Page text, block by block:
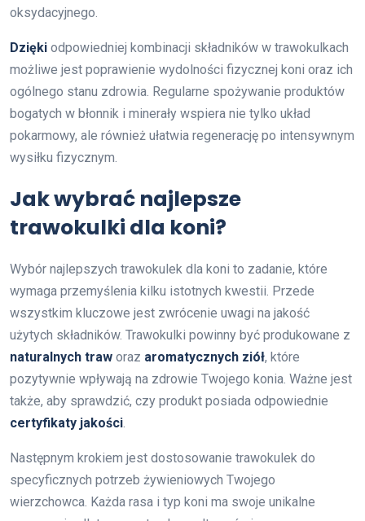
oksydacyjnego.
Dzięki odpowiedniej kombinacji składników w trawokulkach
możliwe jest poprawienie wydolności fizycznej koni oraz ich
ogólnego stanu zdrowia. Regularne spożywanie produktów
bogatych w błonnik i minerały wspiera nie tylko układ
pokarmowy, ale również ułatwia regenerację po intensywnym
wysiłku fizycznym.
Jak wybrać najlepsze
trawokulki dla koni?
Wybór najlepszych trawokulek dla koni to zadanie, które
wymaga przemyślenia kilku istotnych kwestii. Przede
wszystkim kluczowe jest zwrócenie uwagi na jakość
użytych składników. Trawokulki powinny być produkowane z
naturalnych traw oraz aromatycznych ziół, które
pozytywnie wpływają na zdrowie Twojego konia. Ważne jest
także, aby sprawdzić, czy produkt posiada odpowiednie
certyfikaty jakości.
Następnym krokiem jest dostosowanie trawokulek do
specyficznych potrzeb żywieniowych Twojego
wierzchowca. Każda rasa i typ koni ma swoje unikalne